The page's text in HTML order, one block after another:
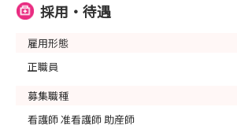
採用・待遇
雇用形態
正職員
募集職種
看護師 准看護師 助産師